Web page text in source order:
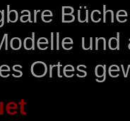
Ortes